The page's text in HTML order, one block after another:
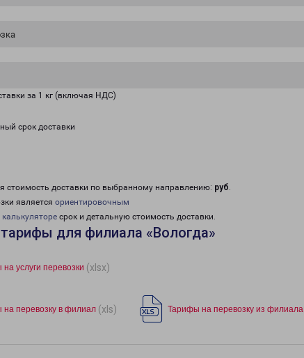
за 1 кг (включая НДС)
срок доставки
стоимость доставки по выбранному направлению: руб.
является ориентировочным
калькуляторе срок и детальную стоимость доставки.
для филиала «Вологда»
услуги перевозки (xlsx)
перевозку в филиал (xls) Тарифы на перевозку из филиала